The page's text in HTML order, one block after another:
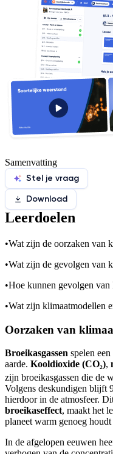
Samenvatting
Stel je vraag
Download
Leerdoelen
•Wat zijn de oorzaken van
•Wat zijn de gevolgen van
•Hoe kunnen gevolgen
•Wat zijn klimaatmodellen
Oorzaken van
Broeikasgassen spelen
aarde. Kooldioxide (CO₂),
zijn broeikasgassen die de
Volgens deskundigen blijft
hierdoor in de atmosfeer.
broeikaseffect, maakt het
planeet warm genoeg
In de afgelopen eeuwen